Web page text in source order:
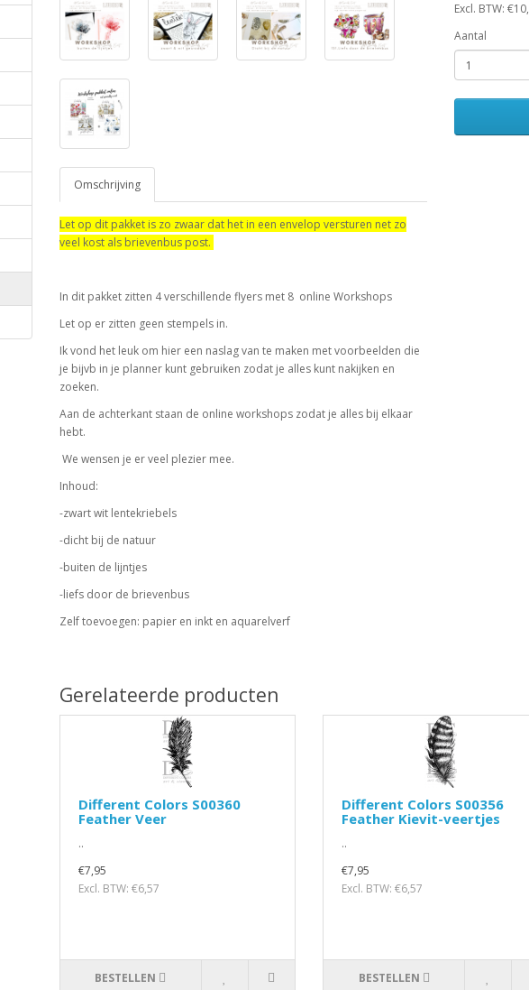
Omschrijving
Let op dit pakket is zo zwaar dat het in een envelop versturen net zo
veel kost als brievenbus post.
In dit pakket zitten 4 verschillende flyers met 8 online Workshops
Let op er zitten geen stempels in.
Ik vond het leuk om hier een naslag van te maken met voorbeelden die
je bijvb in je planner kunt gebruiken zodat je alles kunt nakijken en
zoeken.
Aan de achterkant staan de online workshops zodat je alles bij elkaar
hebt.
We wensen je er veel plezier mee.
Inhoud:
-zwart wit lentekriebels
-dicht bij de natuur
-buiten de lijntjes
-liefs door de brievenbus
Zelf toevoegen: papier en inkt en aquarelverf
Excl. BTW:
Aantal
Gerelateerde producten
Different Colors S00360
Feather Veer
..
€7,95
Excl. BTW: €6,57
BESTELLEN
Different Colors S00356
Feather Kievit-veertjes
..
€7,95
Excl. BTW: €6,57
BESTELLEN